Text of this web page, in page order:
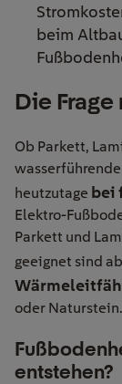
beim
Die
Ob Parkett,
heutzutage bei
Elektro-
Parkett und
geeignet sind
oder Naturstein.
entstehen?